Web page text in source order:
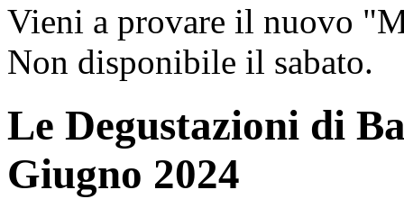
Vieni a provare il nuovo
Non disponibile il sabato.
Le Degustazioni di
Giugno 2024